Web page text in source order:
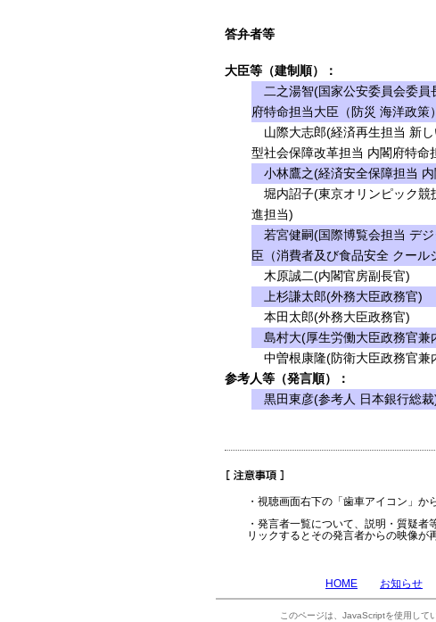
答弁者等
大臣等（建制順）：
二之湯智(国家公安委員会委員
府特命担当大臣（防災 海洋政策
山際大志郎(経済再生担当 新
型社会保障改革担当 内閣府特命
小林鷹之(経済安全保障担当
堀内詔子(東京オリンピック競
進担当)
若宮健嗣(国際博覧会担当 デ
臣（消費者及び食品安全 クー
木原誠二(内閣官房副長官)
上杉謙太郎(外務大臣政務官)
本田太郎(外務大臣政務官)
島村大(厚生労働大臣政務官兼
中曽根康隆(防衛大臣政務官兼
参考人等（発言順）：
黒田東彦(参考人 日本銀行総裁
・視聴画面右下の「歯車アイコン」か
・発言者一覧について、説明・質疑
リックするとその発言者からの映像が
HOME
お知らせ
このページは、JavaScriptを使用して